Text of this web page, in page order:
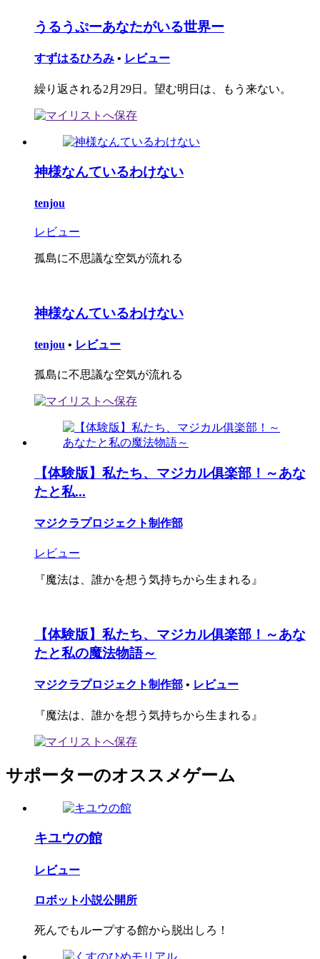
うるうぷーあなたがいる世界ー
すずはるひろみ • レビュー
繰り返される2月29日。望む明日は、もう来ない。
神様なんているわけない
tenjou
レビュー
孤島に不思議な空気が流れる
神様なんているわけない
tenjou • レビュー
孤島に不思議な空気が流れる
【体験版】私たち、マジカル俱楽部！～あな
たと私...
マジクラプロジェクト制作部
レビュー
『魔法は、誰かを想う気持ちから生まれる』
【体験版】私たち、マジカル俱楽部！～あな
たと私の魔法物語～
マジクラプロジェクト制作部 • レビュー
『魔法は、誰かを想う気持ちから生まれる』
サポーターのオススメゲーム
キユウの館
レビュー
ロボット小説公開所
死んでもループする館から脱出しろ！